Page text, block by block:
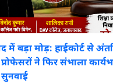
में बड़ा मोड़: हाईकोर्ट से
ने फिर संभाला